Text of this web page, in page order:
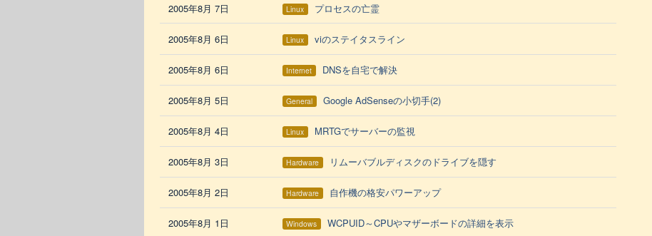
2005年8月 7日 Linux プロセスの亡霊
2005年8月 6日 Linux viのステイタスライン
2005年8月 6日 Internet DNSを自宅で解決
2005年8月 5日 General Google AdSenseの小切手(2)
2005年8月 4日 Linux MRTGでサーバーの監視
2005年8月 3日 Hardware リムーバブルディスクのドライブを隠す
2005年8月 2日 Hardware 自作機の格安パワーアップ
2005年8月 1日 Windows WCPUID～CPUやマザーボードの詳細を表示